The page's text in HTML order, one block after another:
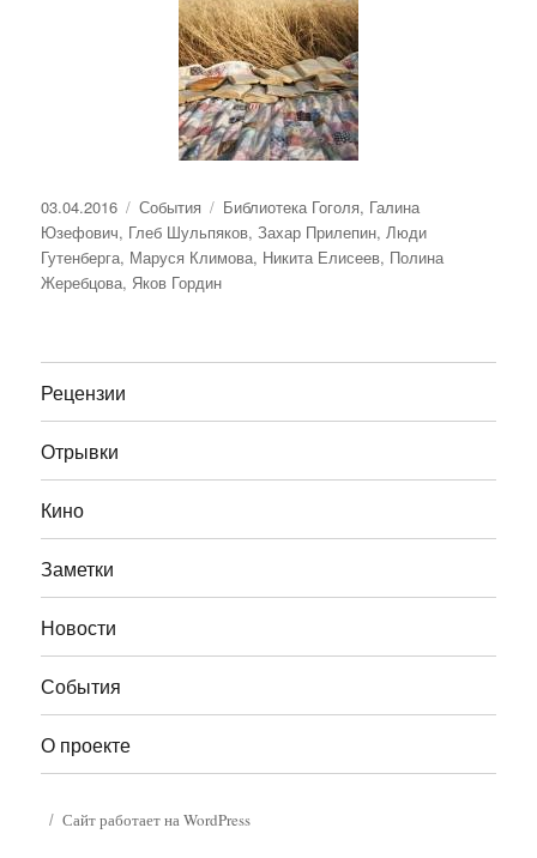
Опубликовано
03.04.2016 Рубрики
События Метки
Библиотека Гоголя, Галина
Юзефович, Глеб Шульпяков,Захар Прилепин, Люди
Гутенберга, Маруся Климова, Никита Елисеев, Полина
Жеребцова, Яков Гордин
Рецензии
Отрывки
Кино
Заметки
Новости
События
О проекте
Сайт работает на WordPress